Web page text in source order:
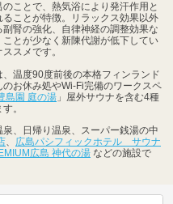
ことで、熱気浴により発汗作用と
ことが特徴。リラックス効果以外
腎の強化、自律神経の調整効果な
とが少なく新陳代謝が低下してい
スメです。
、温度90度前後の本格フィンランド
お休み処やWi-Fi完備のワークスペ
島園 庭の湯 」屋外サウナを含む4種
。
、日帰り温泉、スーパー銭湯の中
、 広島パシフィックホテル サウナ
広島 神代の湯 などの施設で